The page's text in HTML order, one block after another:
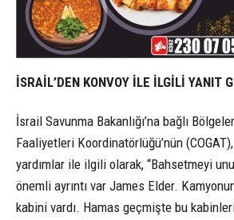
İSRAİL’DEN KONVOY İLE İLGİLİ YANIT
İsrail Savunma Bakanlığı’na bağlı
Faaliyetleri Koordinatörlüğü’nün
yardımlar ile ilgili olarak, “Bahsetmeyi
önemli ayrıntı var James Elder.
kabini vardı. Hamas geçmişte bu